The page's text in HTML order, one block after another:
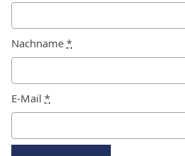
Nachname *
E-Mail *